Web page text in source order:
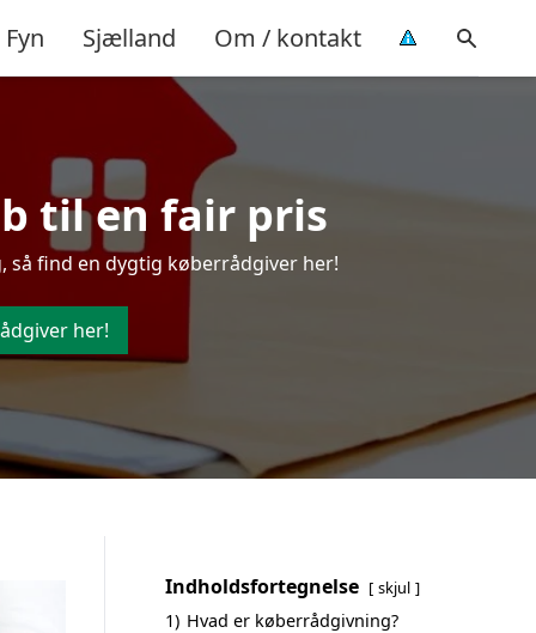
Fyn Sjælland Om / kontakt
til en fair pris
så find en dygtig køberrådgiver her!
her!
Indholdsfortegnelse skjul
1) Hvad er køberrådgivning?